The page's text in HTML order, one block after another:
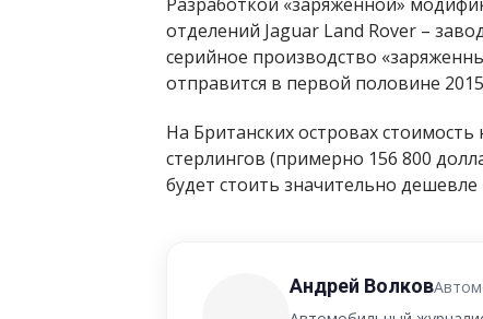
отделений Jaguar Land Rover –
серийное производство
отправится в первой половине
На Британских островах
стерлингов (примерно 156 800
будет стоить значительно дешевле
Андрей Волков